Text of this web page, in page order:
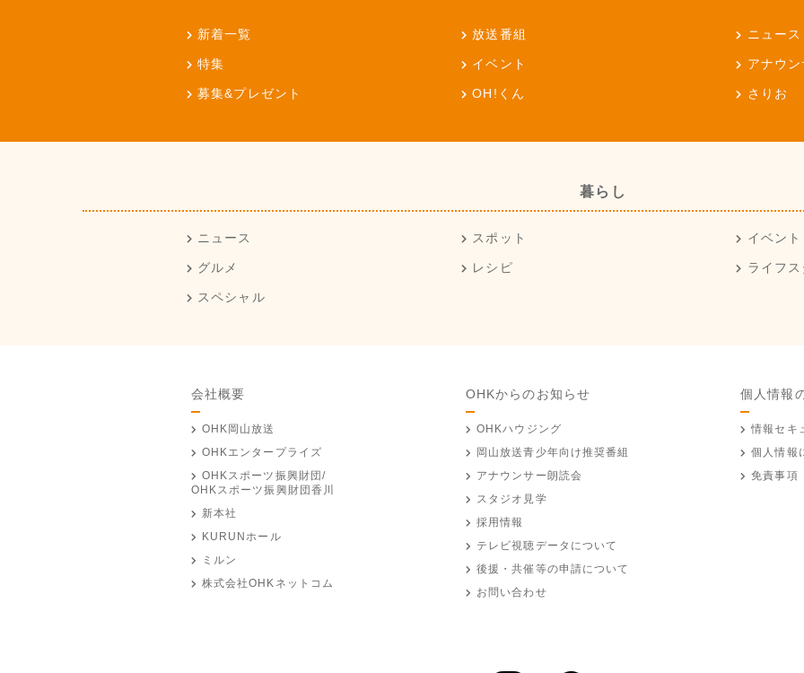
新着一覧 放送番組 ニュース
特集 イベント アナウ
募集&プレゼント OH!くん さりお
暮らし
ニュース スポット イベント
グルメ レシピ ライフ
スペシャル
会社概要
OHK岡山放送
OHKエンタープライズ
OHKスポーツ振興財団/
OHKスポーツ振興財団香川
新本社
KURUNホール
ミルン
株式会社OHKネットコム
OHKからのお知らせ
OHKハウジング
岡山放送青少年向け推奨番組
アナウンサー朗読会
スタジオ見学
採用情報
テレビ視聴データについて
後援・共催等の申請について
お問い合わせ
個人情報
情報セキ
個人情報
免責事項